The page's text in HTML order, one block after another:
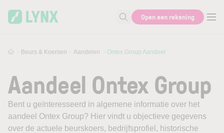
Zoek naar informatie
Open een rekening
Beurs & Koersen Aandelen Ontex Group Aandeel
Aandeel Ontex Group
Bent u geïnteresseerd in algemene informatie over het
aandeel Ontex Group? Hier vindt u objectieve gegevens
over de actuele beurskoers, bedrijfsprofiel, historische